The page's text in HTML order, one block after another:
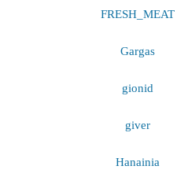
FRESH_MEAT
Gargas
gionid
giver
Hanainia